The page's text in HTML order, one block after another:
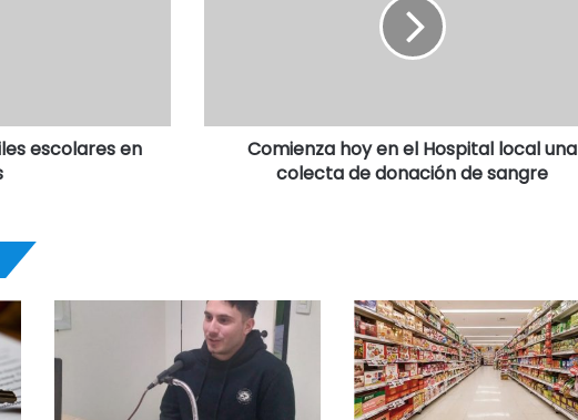
escolares en
Comienza hoy en el Hospital local una
colecta de donación de sangre